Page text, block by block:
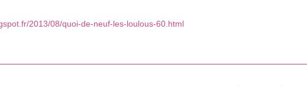
2013/08/quoi-de-neuf-les-loulous-60.html